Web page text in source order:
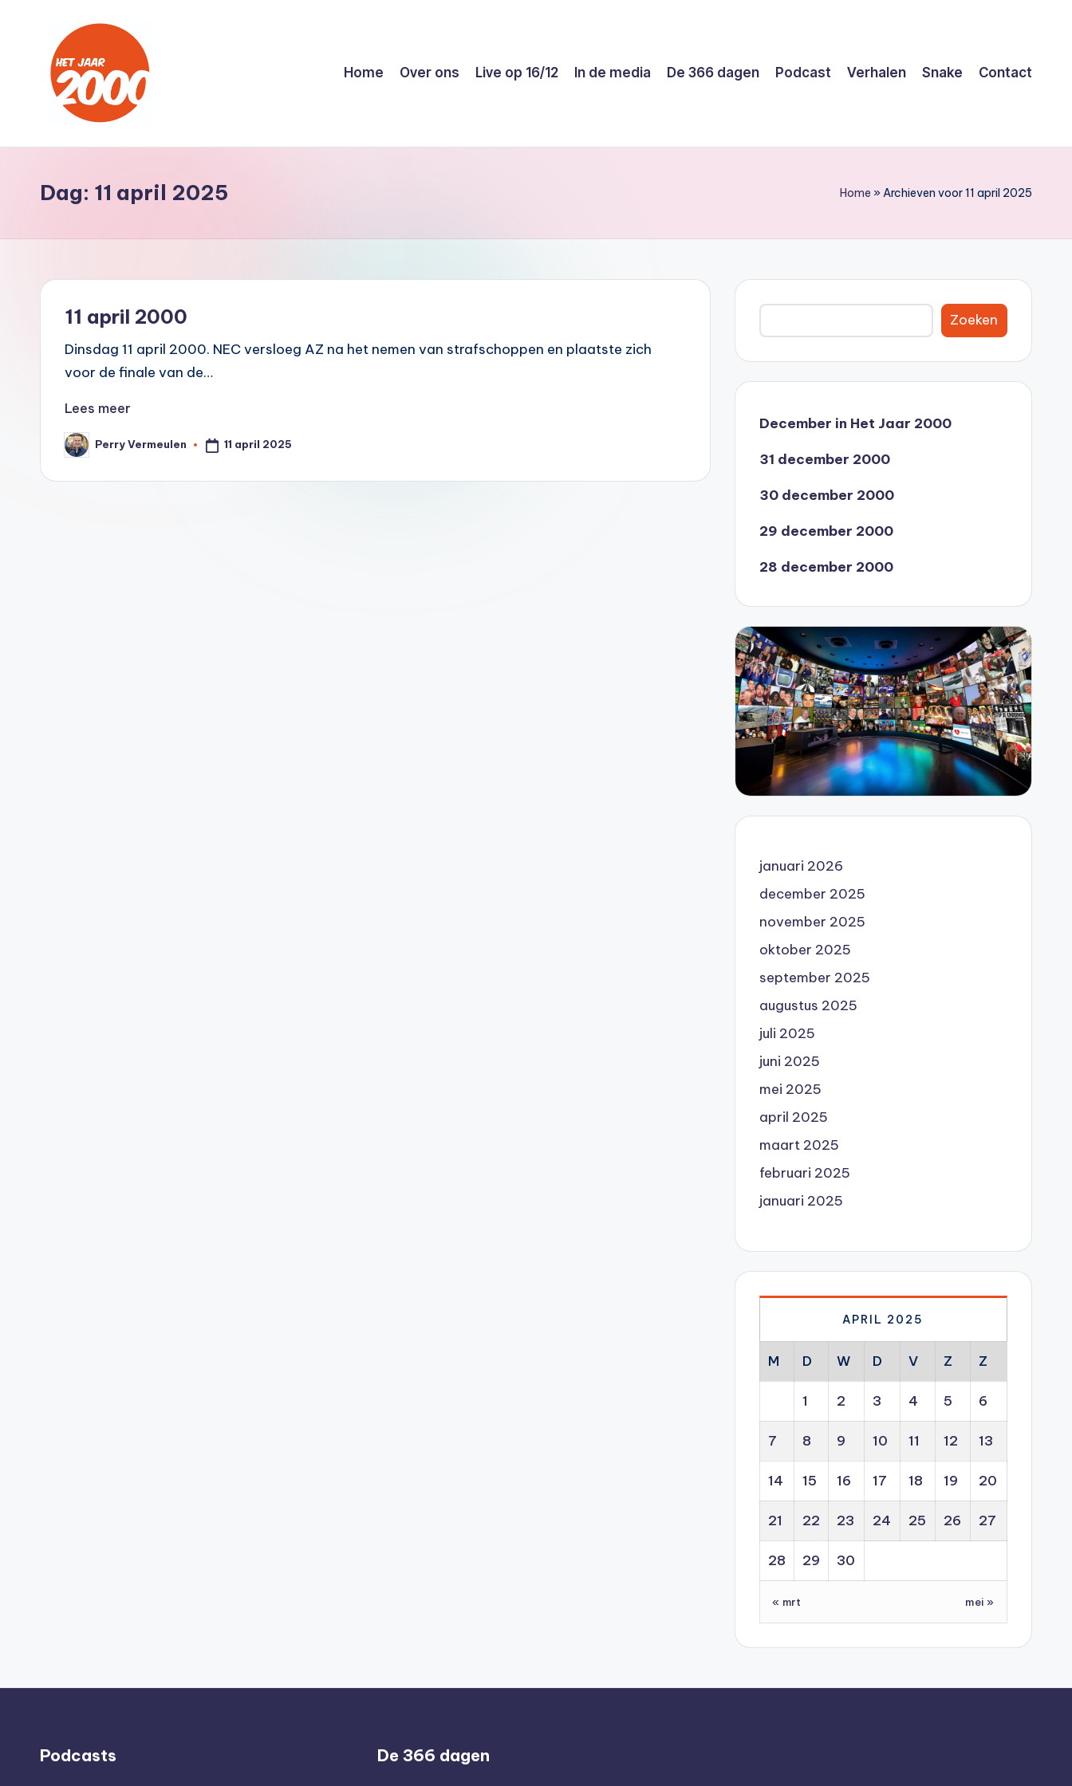
H
t
J
a
0
lang
terug
jaar
Home Over ons Live op 16/12 In de media De 366 dagen Podcast Verhalen Snake Contact
Dag: 11 april 2025 Home »Archieven voor 11 april 2025
11 april 2000
Dinsdag 11 april 2000. NEC versloeg AZ na het nemen van strafschoppen en plaatste zich
voor de finale van de…
Lees meer
Geplaatst
door
Perry Vermeulen 11 april 2025
Zoeken
Zoeken
December in Het Jaar 2000
31 december 2000
30 december 2000
29 december 2000
28 december 2000
januari 2026
december 2025
november 2025
oktober 2025
september 2025
augustus 2025
juli 2025
juni 2025
mei 2025
april 2025
maart 2025
februari 2025
januari 2025
APRIL 2025
M D W D V Z Z
1 2 3 4 5 6
7 8 9 10 11 12 13
14 15 16 17 18 19 20
21 22 23 24 25 26 27
28 29 30
« mrt mei »
Podcasts De 366 dagen